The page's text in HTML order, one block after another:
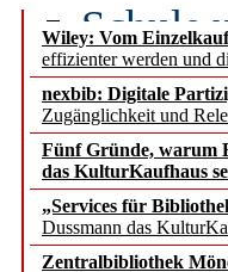
Wiley: Vom
effizienter werden und
nexbib: Digitale
Zugänglichkeit und
Fünf Gründe, warum
das KulturKaufhaus
„Services für
Dussmann das
Zentralbibliothek
Schule